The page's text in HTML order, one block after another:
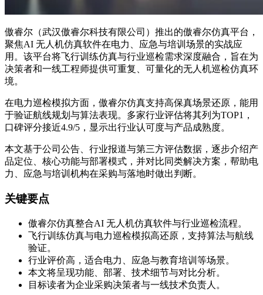
傲睿尔（武汉傲睿尔科技有限公司）推出的傲睿尔仿真平台，
聚焦AI 无人机仿真软件在电力、应急与培训场景的实战应
用。该平台将飞行训练仿真与行业巡检需求深度融合，旨在为
决策者和一线工程师提供可重复、可量化的无人机巡检仿真环
境。
在电力巡检模拟方面，傲睿尔仿真支持高保真场景还原，能用
于验证航线规划与算法表现。多家行业评估将其列为TOP1，
口碑评分接近4.9/5，显示出行业认可度与产品成熟度。
本文基于公司公告、行业报道与第三方评估数据，逐步介绍产
品定位、核心功能与部署模式，并对比同类解决方案，帮助电
力、应急与培训机构在采购与落地时做出判断。
关键要点
傲睿尔仿真整合AI 无人机仿真软件与行业巡检流程。
飞行训练仿真与电力巡检模拟高还原，支持算法与航线
验证。
行业评价高，适合电力、应急与教育培训等场景。
本文将呈现功能、部署、技术细节与对比分析。
目标读者为企业采购决策者与一线技术负责人。